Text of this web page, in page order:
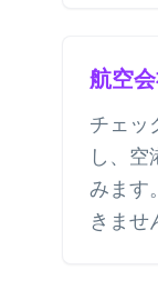
航空
チェッ
し、
みます
きませ